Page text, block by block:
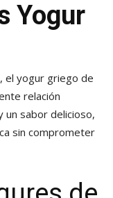
Yogur
el yogur griego de
relación
un sabor delicioso,
sin comprometer